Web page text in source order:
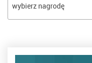
wybierz nagrodę